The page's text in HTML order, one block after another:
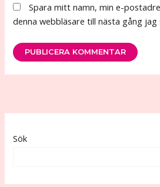
Spara mitt namn, min e-
denna webbläsare till nästa gång
Sök